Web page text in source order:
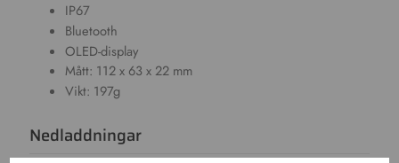
IP67
Bluetooth
OLED-display
Mått: 112 x 63 x 22 mm
Vikt: 197g
Nedladdningar